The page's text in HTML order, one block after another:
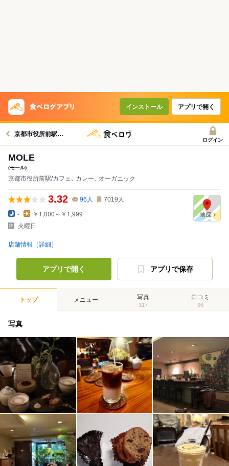
インストール アプリで開く
京都市役所前駅グルメへ
ログイン
MOLE
(モール)
京都市役所前駅/カフェ､ カレー､ オーガニック
3.32 96 人 7019 人
-
￥1,000～￥1,999
火曜日
店舗情報（詳細）
アプリで開く アプリで保存
トップ メニュー 写真
317
口コミ
96
写真